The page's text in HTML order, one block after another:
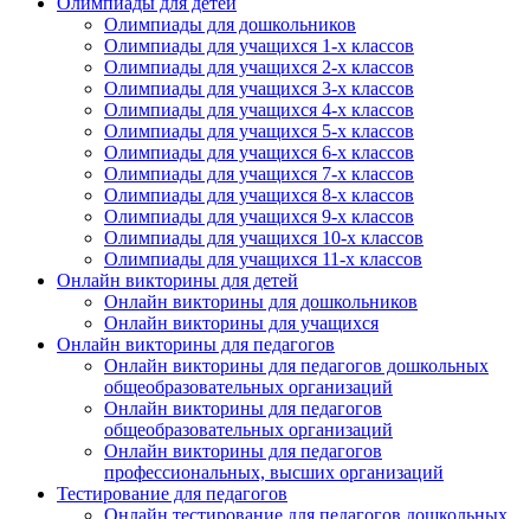
Олимпиады для дошкольников
Олимпиады для учащихся 1-х классов
Олимпиады для учащихся 2-х классов
Олимпиады для учащихся 3-х классов
Олимпиады для учащихся 4-х классов
Олимпиады для учащихся 5-х классов
Олимпиады для учащихся 6-х классов
Олимпиады для учащихся 7-х классов
Олимпиады для учащихся 8-х классов
Олимпиады для учащихся 9-х классов
Олимпиады для учащихся 10-х классов
Олимпиады для учащихся 11-х классов
Онлайн викторины для детей
Онлайн викторины для дошкольников
Онлайн викторины для учащихся
Онлайн викторины для педагогов
Онлайн викторины для педагогов дошкольных
общеобразовательных организаций
Онлайн викторины для педагогов
общеобразовательных организаций
Онлайн викторины для педагогов
профессиональных, высших организаций
Тестирование для педагогов
Онлайн тестирование для педагогов дошкольных